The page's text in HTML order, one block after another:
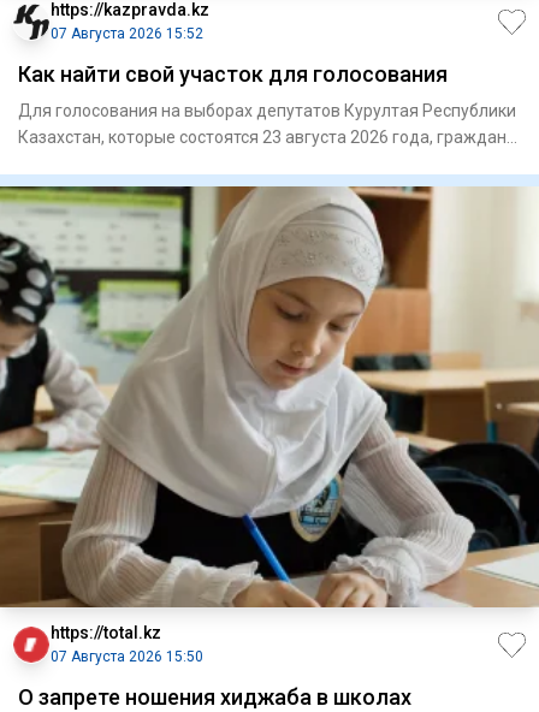
https://kazpravda.kz
07 Августа 2026 15:52
Как найти свой участок для голосования
Для голосования на выборах депутатов Курултая Республики
Казахстан, которые состоятся 23 августа 2026 года, граждане
https://total.kz
07 Августа 2026 15:50
О запрете ношения хиджаба в школах